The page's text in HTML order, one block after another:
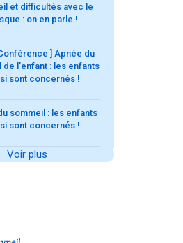
et difficultés avec le
: on en parle !
] Apnée du
de l’enfant : les enfants
sont concernés !
sommeil : les enfants
sont concernés !
Voir plus